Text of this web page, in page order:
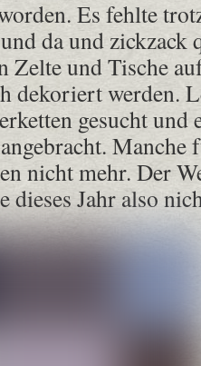
Es fehlte
da und zickzack
Zelte und Tische
dekoriert werden.
gesucht
nicht mehr. Der
dieses Jahr also